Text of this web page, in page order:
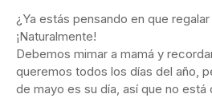
¿Ya estás pensando en que
¡Naturalmente!
Debemos mimar a mamá y
queremos todos los días del año,
de mayo es su día, así que no está